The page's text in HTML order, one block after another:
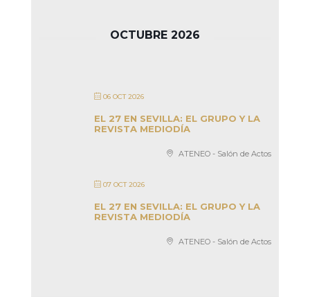
OCTUBRE 2026
06 OCT 2026
EL 27 EN SEVILLA: EL GRUPO Y LA
REVISTA MEDIODÍA
ATENEO - Salón de Actos
07 OCT 2026
EL 27 EN SEVILLA: EL GRUPO Y LA
REVISTA MEDIODÍA
ATENEO - Salón de Actos